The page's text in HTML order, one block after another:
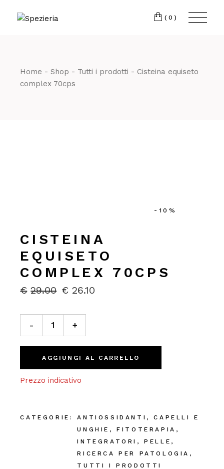
(0)
Home Shop Tutti i prodotti
Cisteina equiseto
complex 70cps
-10%
CISTEINA
EQUISETO
COMPLEX 70CPS
€ 29.00
IL
ORIGINALE
ERA:
€29.00.
€ 26.10
IL
ATTUALE
€26.10.
Cisteina equiseto complex 70cps quantity
- +
AGGIUNGI AL CARRELLO
Prezzo indicativo
CATEGORIE: ANTIOSSIDANTI ,CAPELLI E
UNGHIE ,FITOTERAPIA ,
INTEGRATORI ,PELLE ,
RICERCA PER PATOLOGIA ,
TUTTI I PRODOTTI
Telefono